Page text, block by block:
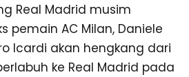
Real Madrid musim
pemain AC Milan, Daniele
Icardi akan hengkang dari
ke Real Madrid pada